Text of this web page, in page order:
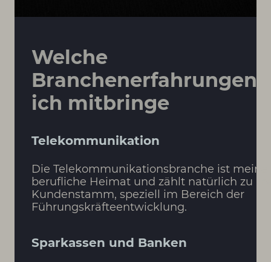
Welche
Branchenerfahrungen
ich mitbringe
Telekommunikation
Die Telekommunikationsbranche ist meine
berufliche Heimat und zählt natürlich zu
Kundenstamm, speziell im Bereich der
Führungskräfteentwicklung.
Sparkassen und Banken